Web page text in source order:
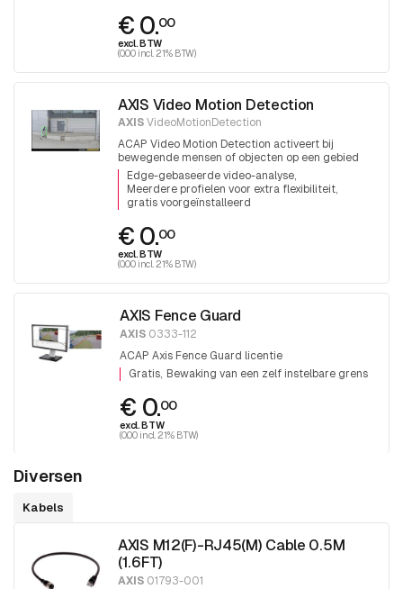
€ 0.00
excl. BTW
(0.00 incl. 21% BTW)
AXIS Video Motion Detection
AXISVideoMotionDetection
ACAP Video Motion Detection activeert bij
bewegende mensen of objecten op een gebied
Edge-gebaseerde video-analyse
Meerdere profielen voor extra flexibiliteit
gratis voorgeïnstalleerd
€ 0.00
excl. BTW
(0.00 incl. 21% BTW)
AXIS Fence Guard
AXIS 0333-112
ACAP Axis Fence Guard licentie
Gratis Bewaking van een zelf instelbare grens
€ 0.00
excl. BTW
(0.00 incl. 21% BTW)
Diversen
Kabels
AXIS M12(F)-RJ45(M) Cable 0.5M
(1.6FT)
AXIS 01793-001